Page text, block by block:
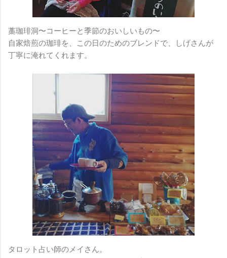
藁珈琲洞〜コーヒーと季節のおいしいもの〜
自家焙煎の珈琲を、この日のためのブレンドで、しげさんが
丁寧に淹れてくれます。
タロット占い師のメイさん。